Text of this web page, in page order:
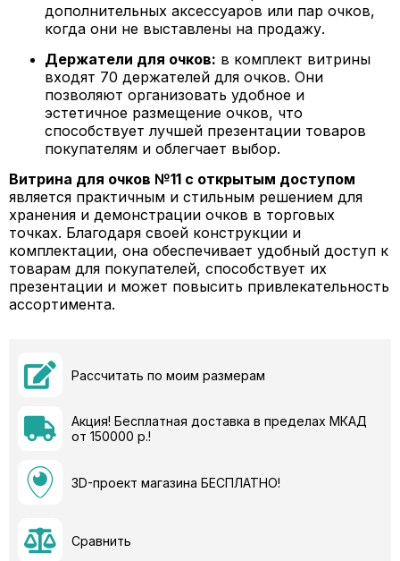
дополнительных аксессуаров или пар очков,
когда они не выставлены на продажу.
Держатели для очков: в комплект витрины
входят 70 держателей для очков. Они
позволяют организовать удобное и
эстетичное размещение очков, что
способствует лучшей презентации товаров
покупателям и облегчает выбор.
Витрина для очков №11 с открытым доступом
является практичным и стильным решением для
хранения и демонстрации очков в торговых
точках. Благодаря своей конструкции и
комплектации, она обеспечивает удобный доступ к
товарам для покупателей, способствует их
презентации и может повысить привлекательность
ассортимента.
Рассчитать по моим размерам
Акция! Бесплатная доставка в пределах МКАД
от 150000 р.!
3D-проект магазина БЕСПЛАТНО!
Сравнить